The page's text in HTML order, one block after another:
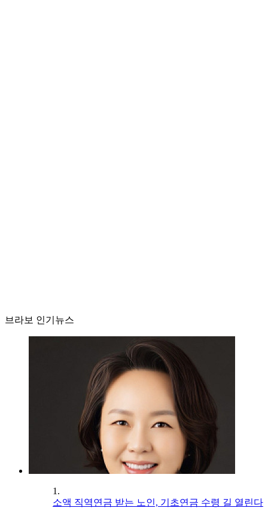
브라보 인기뉴스
1.
소액 직역연금 받는 노인, 기초연금 수령 길 열린다